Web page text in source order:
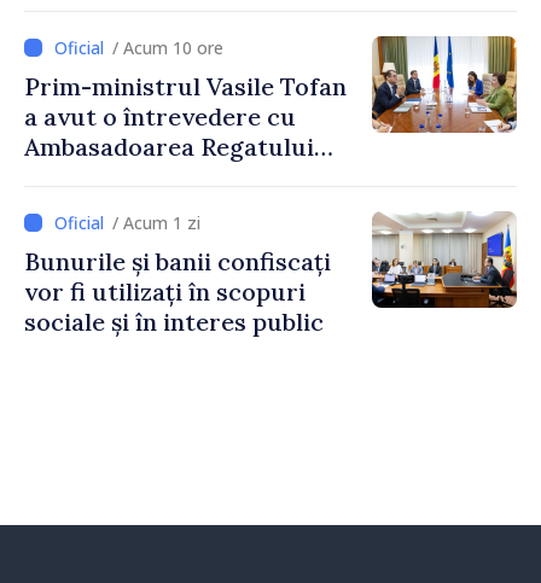
2027
/ Acum 10 ore
Prim-ministrul Vasile Tofan
a avut o întrevedere cu
Ambasadoarea Regatului
Irlandei de Nord, Fern
Horine / Acum 1 zi
Bunurile și banii confiscați
vor fi utilizați în scopuri
sociale și în interes public